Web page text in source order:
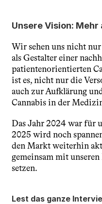
Unsere Vision:
Wir sehen uns nicht
als Gestalter einer
patientenorientierten
ist es, nicht nur die
auch zur Aufklärung
Cannabis in der
Das Jahr 2024 war für
2025 wird noch
den Markt weiterhin
gemeinsam mit
setzen.